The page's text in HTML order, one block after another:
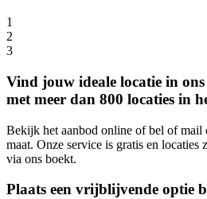
1
2
3
Vind jouw ideale locatie in
met meer dan 800 locaties in
Bekijk het aanbod online of bel of mail
maat. Onze service is gratis en locaties
via ons boekt.
Plaats een vrijblijvende optie